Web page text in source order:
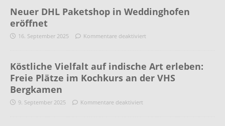
Neuer DHL Paketshop in Weddinghofen
eröffnet
16. September 2025 Kommentare deaktiviert
Köstliche Vielfalt auf indische Art erleben:
Freie Plätze im Kochkurs an der VHS
Bergkamen
9. September 2025 Kommentare deaktiviert